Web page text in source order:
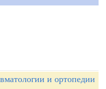
и ортопедии